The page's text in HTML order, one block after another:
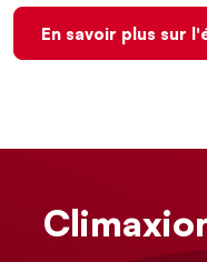
En savoir plus sur